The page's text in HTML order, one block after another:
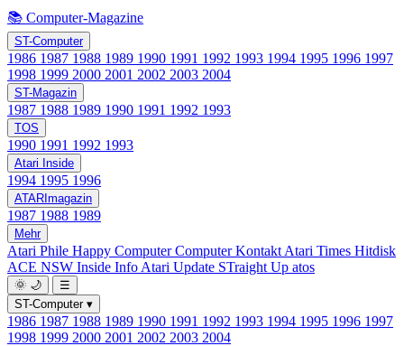
📚 Computer-Magazine
ST-Computer
1986 1987 1988 1989 1990 1991 1992 1993 1994 1995 1996 1997
1998 1999 2000 2001 2002 2003 2004
ST-Magazin
1987 1988 1989 1990 1991 1992 1993
TOS
1990 1991 1992 1993
Atari Inside
1994 1995 1996
ATARImagazin
1987 1988 1989
Mehr
Atari Phile Happy ComputerComputer Kontakt Atari Times Hitdisk
ACE NSW Inside Info Atari Update STraight Up atos
🌞 🌙
☰
ST-Computer ▾
1986 1987 1988 1989 1990 1991 1992 1993 1994 1995 1996 1997
1998 1999 2000 2001 2002 2003 2004